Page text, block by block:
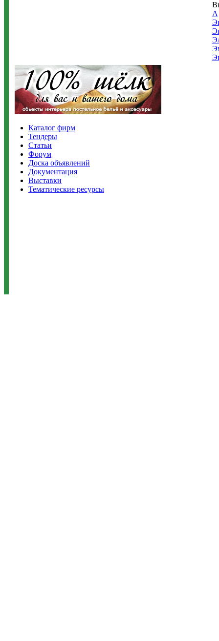
А
Каталог фирм
Тендеры
Статьи
Форум
Доска объявлений
Документация
Выставки
Тематические ресурсы